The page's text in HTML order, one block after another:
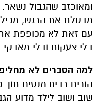
ומאוכזב שהגבול
מבטלת את הרגש,
עם זאת לא מכופפת את
בלי צעקות ובלי מאבקי
למה הסברים לא
הורים רבים מנסים
שוב ושוב לילד מדוע